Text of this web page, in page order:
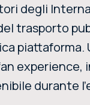
degli
trasporto
experience,
durante